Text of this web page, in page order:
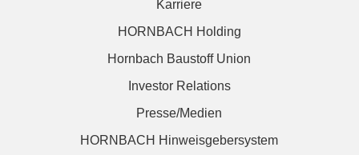
Karriere
HORNBACH Holding
Hornbach Baustoff Union
Investor Relations
Presse/Medien
HORNBACH Hinweisgebersystem